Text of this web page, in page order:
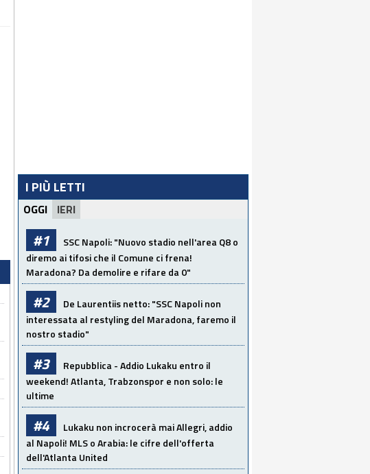
I PIÙ LETTI
OGGI IERI
#1
SSC Napoli: "Nuovo stadio nell'area Q8 o
diremo ai tifosi che il Comune ci frena!
Maradona? Da demolire e rifare da 0"
#2
De Laurentiis netto: "SSC Napoli non
interessata al restyling del Maradona, faremo il
nostro stadio"
#3
Repubblica - Addio Lukaku entro il
weekend! Atlanta, Trabzonspor e non solo: le
ultime
#4
Lukaku non incrocerà mai Allegri, addio
al Napoli! MLS o Arabia: le cifre dell'offerta
dell'Atlanta United